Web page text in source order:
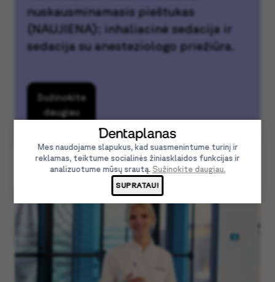
Mes naudojame slapukus, kad suasmenintume turinį ir
reklamas, teiktume socialinės žiniasklaidos funkcijas ir
analizuotume mūsų srautą. Sužinokite daugiau.
SUPRATAU!
nuskausminamasis pieštukas
(NAUJIENA); inhaliacinė sedacija ir
sedacija su anesteziologo priežiūra.
Sužinokite
daugiau